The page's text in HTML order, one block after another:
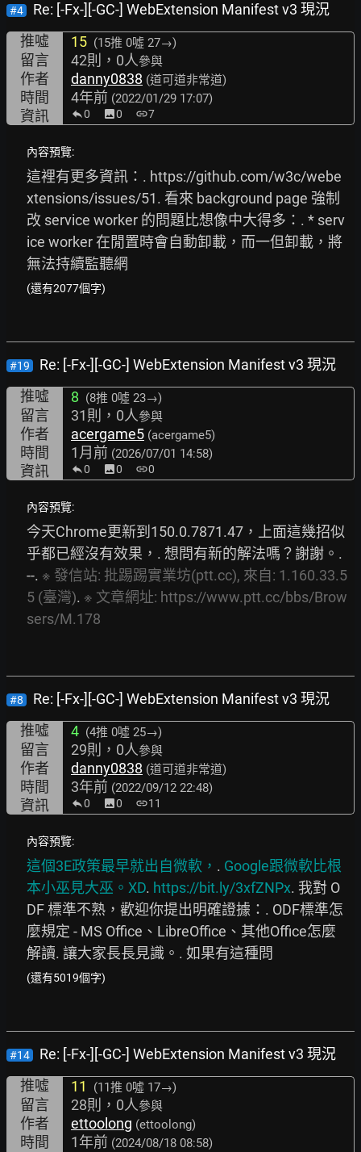
#4
Re: [-Fx-][-GC-] WebExtension Manifest v3 現況
推噓
15 (15推 0噓 27→)
留言 42則，0人參與
作者 danny0838 (道可道非常道)
時間 4年前 (2022/01/29 17:07)
資訊 0 image0 link7
內容預覽:
這裡有更多資訊：. https://github.com/w3c/webe
xtensions/issues/51. 看來 background page 強制
改 service worker 的問題比想像中大得多：. * serv
ice worker 在閒置時會自動卸載，而一但卸載，將
無法持續監聽網
(還有2077個字)
#19
Re: [-Fx-][-GC-] WebExtension Manifest v3 現況
推噓
8 (8推 0噓 23→)
留言 31則，0人參與
作者 acergame5 (acergame5)
時間 1月前 (2026/07/01 14:58)
資訊 0 image0 link0
內容預覽:
今天Chrome更新到150.0.7871.47，上面這幾招似
乎都已經沒有效果，. 想問有新的解法嗎？謝謝。.
--. ※ 發信站: 批踢踢實業坊(ptt.cc), 來自: 1.160.33.5
5 (臺灣). ※ 文章網址: https://www.ptt.cc/bbs/Brow
sers/M.178
#8
Re: [-Fx-][-GC-] WebExtension Manifest v3 現況
推噓
4 (4推 0噓 25→)
留言 29則，0人參與
作者 danny0838 (道可道非常道)
時間 3年前 (2022/09/12 22:48)
資訊 0 image0 link11
內容預覽:
這個3E政策最早就出自微軟， . Google跟微軟比根
本小巫見大巫。XD. https://bit.ly/3xfZNPx. 我對 O
DF 標準不熟，歡迎你提出明確證據：. ODF標準怎
麼規定 - MS Office、LibreOffice、其他Office怎麼
解讀. 讓大家長長見識。. 如果有這種問
(還有5019個字)
#14
Re: [-Fx-][-GC-] WebExtension Manifest v3 現況
推噓
11 (11推 0噓 17→)
留言 28則，0人參與
作者 ettoolong (ettoolong)
時間 1年前 (2024/08/18 08:58)